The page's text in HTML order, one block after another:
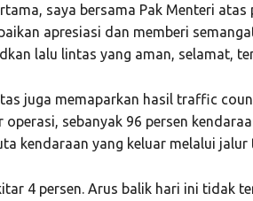
saya bersama Pak Menteri
apresiasi dan memberi
lalu lintas yang aman, selamat,
juga memaparkan hasil traffic
operasi, sebanyak 96 persen
kendaraan yang keluar melalui jalur
4 persen. Arus balik hari ini tidak